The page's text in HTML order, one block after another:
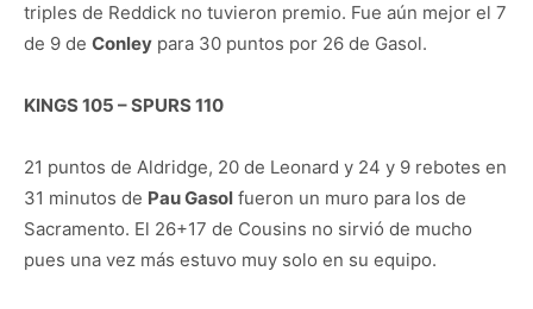
triples de Reddick no tuvieron premio. Fue aún mejor el 7
de 9 de Conley para 30 puntos por 26 de Gasol.
KINGS 105 – SPURS 110
21 puntos de Aldridge, 20 de Leonard y 24 y 9 rebotes en
31 minutos de Pau Gasol fueron un muro para los de
Sacramento. El 26+17 de Cousins no sirvió de mucho
pues una vez más estuvo muy solo en su equipo.